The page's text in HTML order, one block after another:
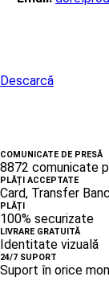
Descarcă
COMUNICATE DE PRESĂ
8872 comunicate
PLĂȚI ACCEPTATE
Card, Transfer
PLĂȚI
100% securizate
LIVRARE GRATUITĂ
Identitate vizuală
24/7 SUPORT
Suport în orice